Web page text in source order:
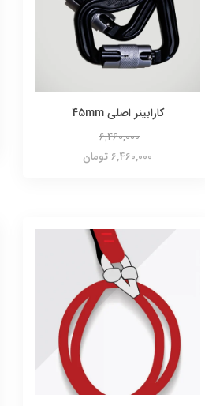
کارابینر اصلی 45mm
6,460,000
6,460,000 تومان